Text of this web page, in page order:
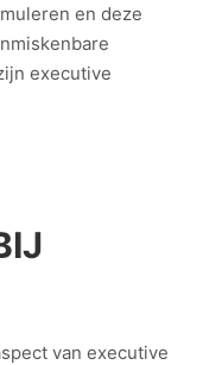
en deze
executive
van executive